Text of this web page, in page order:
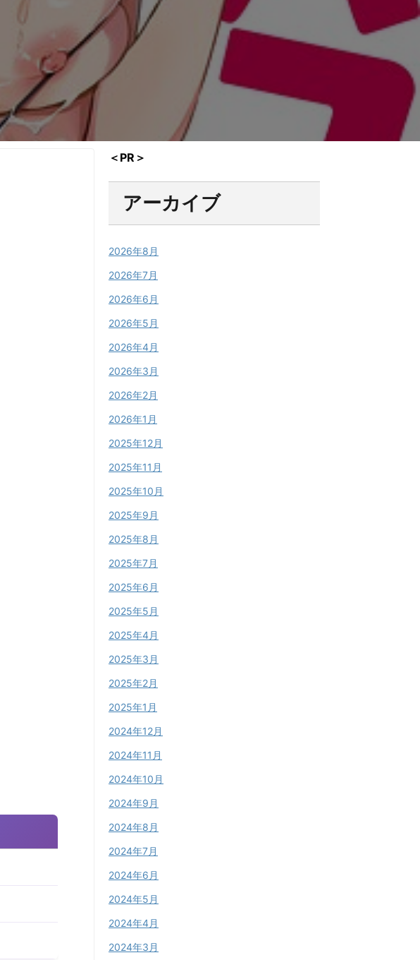
＜PR＞
アーカイブ
2026年8月
2026年7月
2026年6月
2026年5月
2026年4月
2026年3月
2026年2月
2026年1月
2025年12月
2025年11月
2025年10月
2025年9月
2025年8月
2025年7月
2025年6月
2025年5月
2025年4月
2025年3月
2025年2月
2025年1月
2024年12月
2024年11月
2024年10月
2024年9月
2024年8月
2024年7月
2024年6月
2024年5月
2024年4月
2024年3月